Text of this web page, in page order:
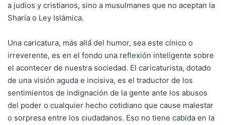
a judíos y cristianos, sino a musulmanes que no aceptan la
Sharía o Ley Islámica.
Una caricatura, más allá́ del humor, sea este cínico o
irreverente, es en el fondo una reflexión inteligente sobre
el acontecer de nuestra sociedad. El caricaturista, dotado
de una visión aguda e incisiva, es el traductor de los
sentimientos de indignación de la gente ante los abusos
del poder o cualquier hecho cotidiano que cause malestar
o sorpresa entre los ciudadanos. Eso no tiene cabida en la